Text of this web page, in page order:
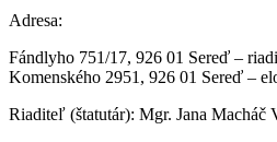
Adresa:
Fándlyho 751/17, 926 01 Sereď –
Komenského 2951, 926 01 Sereď –
Riaditeľ (štatutár): Mgr. Jana Macháč